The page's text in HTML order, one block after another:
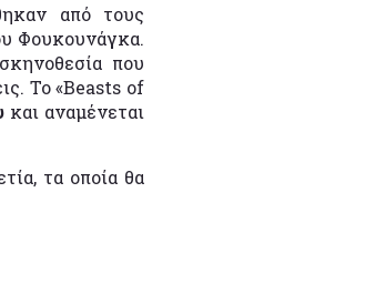
από τους
Φουκουνάγκα.
που
Το «Beasts of
και αναμένεται
τα οποία θα